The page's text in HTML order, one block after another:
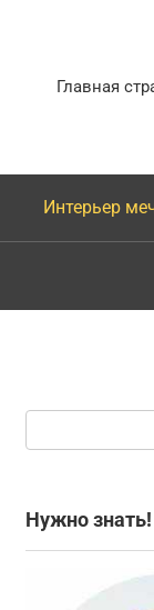
Главная
Интерьер
Нужно знать!